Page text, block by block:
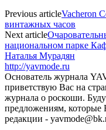
Previous articleVacheron
винтажных часов
Next article
национальном парке
Наталья Мурадян
http://yavmode.ru
Основатель журнала
приветствую Вас на
журнала о роскоши.
предложениям, которые
редакции -